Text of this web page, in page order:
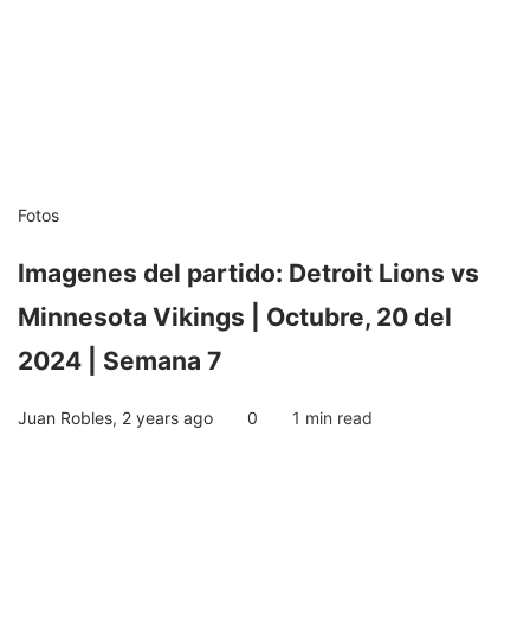
Fotos
Imagenes del partido: Detroit Lions vs
Minnesota Vikings | Octubre, 20 del
2024 | Semana 7
Juan Robles, 2 years ago 0 1 min read